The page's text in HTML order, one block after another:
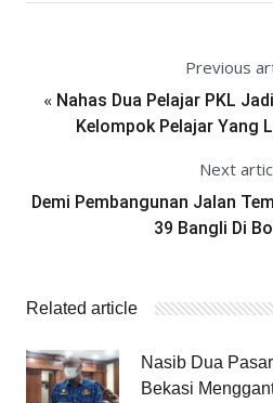
Previous
« Nahas Dua Pelajar PKL
Kelompok Pelajar Yang
Next
Demi Pembangunan Jalan
39 Bangli Di
Related article
Nasib Dua
Bekasi